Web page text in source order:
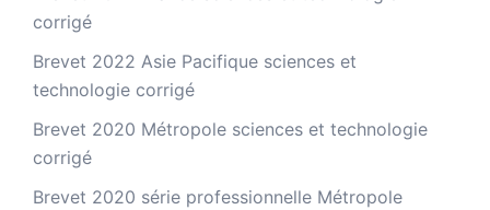
corrigé
Brevet 2022 Asie Pacifique sciences et
technologie corrigé
Brevet 2020 Métropole sciences et technologie
corrigé
Brevet 2020 série professionnelle Métropole